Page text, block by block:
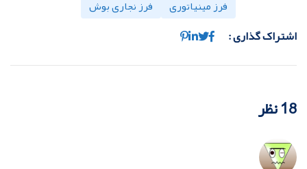
فرز مینیاتوری
فرز نجاری بوش
اشتراک گذاری :
18 نظر